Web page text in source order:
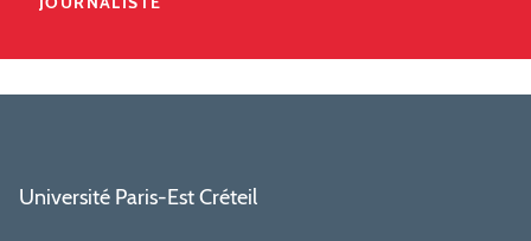
Université Paris-Est Créteil